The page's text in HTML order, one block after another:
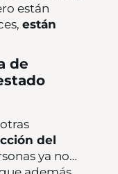
están
están
de
del
ya no…